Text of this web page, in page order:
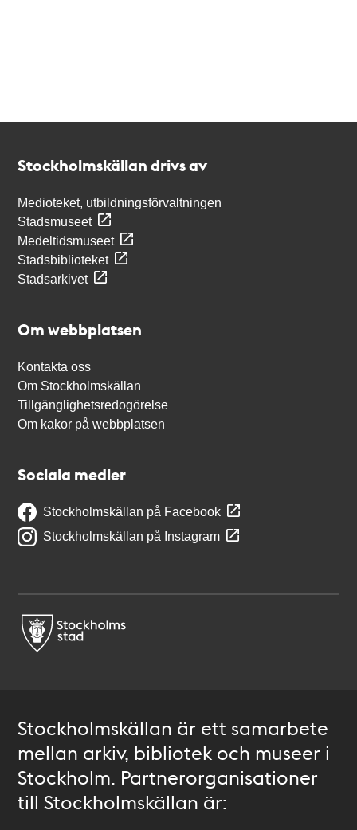
Stockholmskällan drivs av
Medioteket, utbildningsförvaltningen
Stadsmuseet
Medeltidsmuseet
Stadsbiblioteket
Stadsarkivet
Om webbplatsen
Kontakta oss
Om Stockholmskällan
Tillgänglighetsredogörelse
Om kakor på webbplatsen
Sociala medier
Stockholmskällan på Facebook
Stockholmskällan på Instagram
Stockholmskällan är ett samarbete
mellan arkiv, bibliotek och museer i
Stockholm. Partnerorganisationer
till Stockholmskällan är: